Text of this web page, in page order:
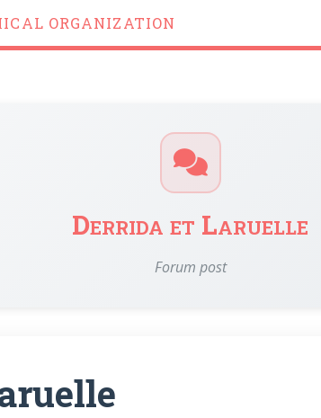
ORGANIZATION
Derrida et Laruelle
Forum post